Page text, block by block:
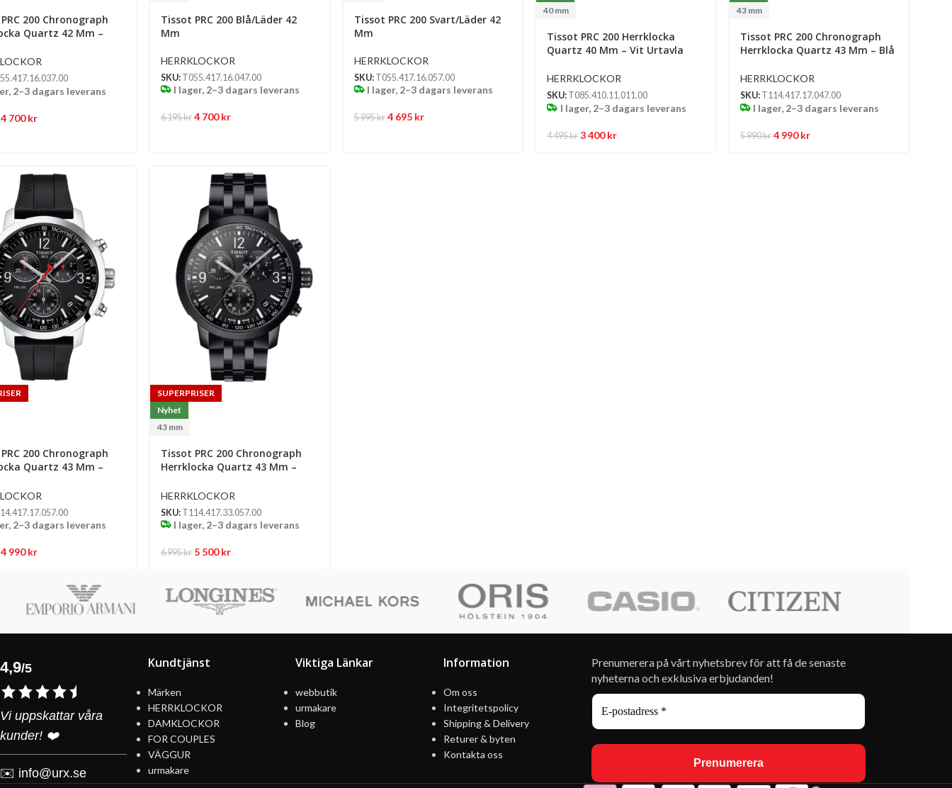
200 Chronograph
Quartz 42 Mm –
Boett Och Brun
2–3 dagars leverans
4 700kr
Tissot PRC 200 Blå/Läder 42
Mm
HERRKLOCKOR
SKU: T055.417.16.047.00
I lager, 2–3 dagars leverans
6 195kr 4 700kr
Tissot PRC 200 Svart/Läder 42
Mm
HERRKLOCKOR
SKU: T055.417.16.057.00
I lager, 2–3 dagars leverans
5 995kr 4 695 kr
40 mm
Tissot PRC 200 Herrklocka
Quartz 40 Mm – Vit Urtavla
Länk
HERRKLOCKOR
SKU: T085.410.11.011.00
I lager, 2–3 dagars leverans
4 495kr 3 400kr
43 mm
Tissot PRC 200 Chronograph
Herrklocka Quartz 43 Mm – Blå
HERRKLOCKOR
SKU: T114.417.17.047.00
I lager, 2–3 dagars leverans
5 990kr 4 990kr
200 Chronograph
Quartz 43 Mm –
2–3 dagars leverans
4 990kr
SUPERPRISER
Nyhet
43 mm
Tissot PRC 200 Chronograph
Herrklocka Quartz 43 Mm –
Boett Och Länk
HERRKLOCKOR
SKU: T114.417.33.057.00
I lager, 2–3 dagars leverans
6 995kr 5 500kr
4,9/5
Vi uppskattar våra
kunder! ❤️
✉️ info@urx.se
Kundtjänst
Märken
HERRKLOCKOR
DAMKLOCKOR
FOR COUPLES
VÄGGUR
urmakare
Viktiga Länkar
webbutik
urmakare
Blog
Information
Om oss
Integritetspolicy
Shipping & Delivery
Returer & byten
Kontakta oss
Prenumerera på vårt nyhetsbrev för att få de senaste
nyheterna och exklusiva erbjudanden!